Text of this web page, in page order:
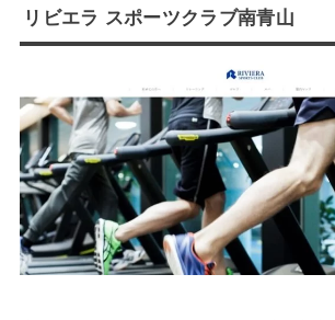
リビエラ スポーツクラブ南青山